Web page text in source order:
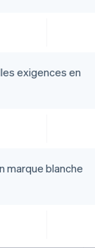
exigences en
marque blanche